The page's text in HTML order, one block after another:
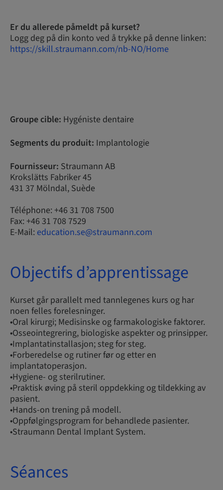
Er du allerede påmeldt på kurset?
Logg deg på din konto ved å trykke på denne linken:
https://skill.straumann.com/nb-NO/Home
Groupe cible: Hygéniste dentaire
Segments du produit: Implantologie
Fournisseur: Straumann AB
Krokslätts Fabriker 45
431 37 Mölndal, Suède
Téléphone: +46 31 708 7500
Fax: +46 31 708 7529
E-Mail: education.se@straumann.com
Objectifs d’apprentissage
Kurset går parallelt med tannlegenes kurs og har
noen felles forelesninger.
•Oral kirurgi; Medisinske og farmakologiske faktorer.
•Osseointegrering, biologiske aspekter og prinsipper.
•Implantatinstallasjon; steg for steg.
•Forberedelse og rutiner før og etter en
implantatoperasjon.
•Hygiene- og sterilrutiner.
•Praktisk øving på steril oppdekking og tildekking av
pasient.
•Hands-on trening på modell.
•Oppfølgingsprogram for behandlede pasienter.
•Straumann Dental Implant System.
Séances